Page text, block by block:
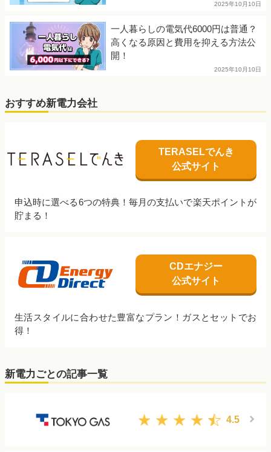
2025年10月10日
一人暮らしの電気代6000円は普通？
高くなる原因と費用を抑える方法公
開！
2025年10月10日
おすすめ新電力会社
申込時に選べる6つの特典！毎月の支払いで楽天ポイントが
貯まる！
TERASELでんき
公式サイト
生活スタイルに合わせた豊富なプラン！ガスとセットでお
得！
CDエナジー
公式サイト
新電力ごとの記事一覧
4.5